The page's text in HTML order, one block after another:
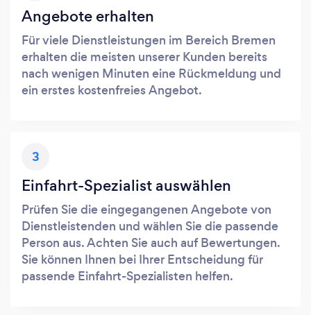
Angebote erhalten
Für viele Dienstleistungen im Bereich Bremen
erhalten die meisten unserer Kunden bereits
nach wenigen Minuten eine Rückmeldung und
ein erstes kostenfreies Angebot.
3
Einfahrt-Spezialist auswählen
Prüfen Sie die eingegangenen Angebote von
Dienstleistenden und wählen Sie die passende
Person aus. Achten Sie auch auf Bewertungen.
Sie können Ihnen bei Ihrer Entscheidung für
passende Einfahrt-Spezialisten helfen.